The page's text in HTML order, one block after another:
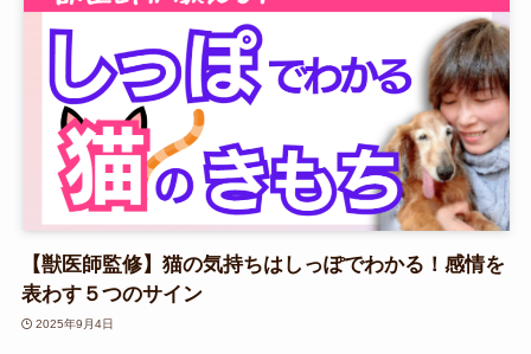
【獣医師監修】猫の気持ちはしっぽでわかる！感情を
表わす５つのサイン
2025年9月4日